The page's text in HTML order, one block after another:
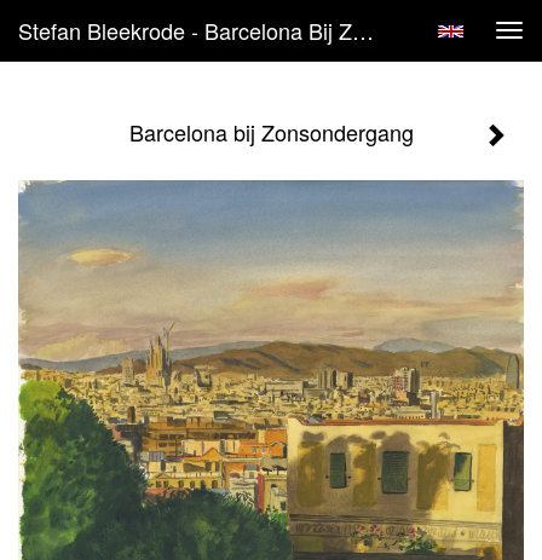
Stefan Bleekrode - Barcelona Bij Zonsondergang
Barcelona bij Zonsondergang